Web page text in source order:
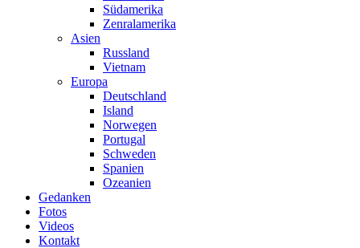
Südamerika
Zenralamerika
Asien
Russland
Vietnam
Europa
Deutschland
Island
Norwegen
Portugal
Schweden
Spanien
Ozeanien
Gedanken
Fotos
Videos
Kontakt